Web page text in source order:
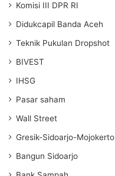
Komisi III DPR RI
Didukcapil Banda Aceh
Teknik Pukulan Dropshot
BIVEST
IHSG
Pasar saham
Wall Street
Gresik-Sidoarjo-Mojokerto
Bangun Sidoarjo